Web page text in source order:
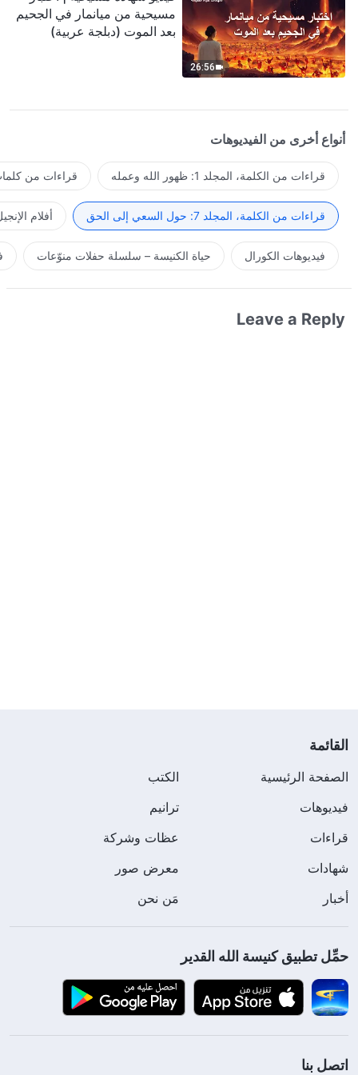
26:56
مسيحية من ميانمار في الجحيم
بعد الموت (دبلجة عربية)
أنواع أخرى من الفيديوهات
قراءات من الكلمة، المجلد 1: ظهور الله وعمله قراءات من
قراءات من الكلمة، المجلد 7: حول السعي إلى الحق أفلام
فيديوهات الكورال حياة الكنيسة – سلسلة حفلات منوّعات
Leave a Reply
القائمة
الصفحة الرئيسية
الكتب
فيديوهات
ترانيم
قراءات
عظات وشركة
شهادات
معرض صور
أخبار
مَن نحن
حمِّل تطبيق كنيسة الله القدير
اتصل بنا